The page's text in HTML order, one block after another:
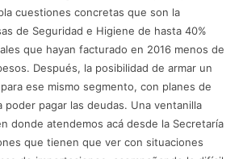
cuestiones concretas que son la
de Seguridad e Higiene de hasta 40%
que hayan facturado en 2016 menos de
Después, la posibilidad de armar un
ese mismo segmento, con planes de
poder pagar las deudas. Una ventanilla
donde atendemos acá desde la Secretaría
que tienen que ver con situaciones